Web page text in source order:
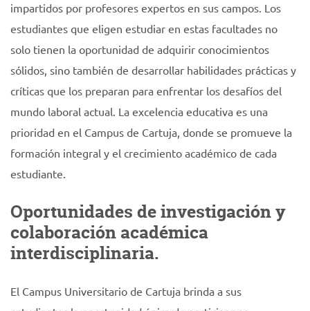
impartidos por profesores expertos en sus campos. Los
estudiantes que eligen estudiar en estas facultades no
solo tienen la oportunidad de adquirir conocimientos
sólidos, sino también de desarrollar habilidades prácticas y
críticas que los preparan para enfrentar los desafíos del
mundo laboral actual. La excelencia educativa es una
prioridad en el Campus de Cartuja, donde se promueve la
formación integral y el crecimiento académico de cada
estudiante.
Oportunidades de investigación y
colaboración académica
interdisciplinaria.
El Campus Universitario de Cartuja brinda a sus